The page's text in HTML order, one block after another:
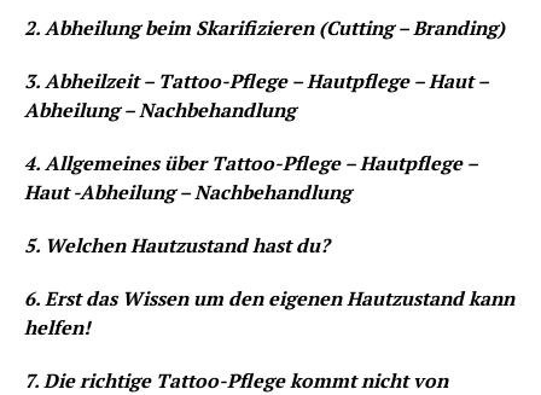
2. Abheilung beim Skarifizieren (Cutting – Branding)
3. Abheilzeit – Tattoo-Pflege – Hautpflege – Haut –
Abheilung – Nachbehandlung
4. Allgemeines über Tattoo-Pflege – Hautpflege –
Haut -Abheilung – Nachbehandlung
5. Welchen Hautzustand hast du?
6. Erst das Wissen um den eigenen Hautzustand kann
helfen!
7. Die richtige Tattoo-Pflege kommt nicht von